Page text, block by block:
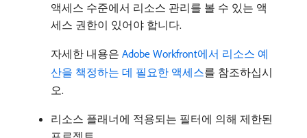
액세스 수준에서 리소스 관리를 볼 수 있는 액
세스 권한이 있어야 합니다.
자세한 내용은 Adobe Workfront에서 리소스 예
산을 책정하는 데 필요한 액세스를 참조하십시
오.
리소스 플래너에 적용되는 필터에 의해 제한된